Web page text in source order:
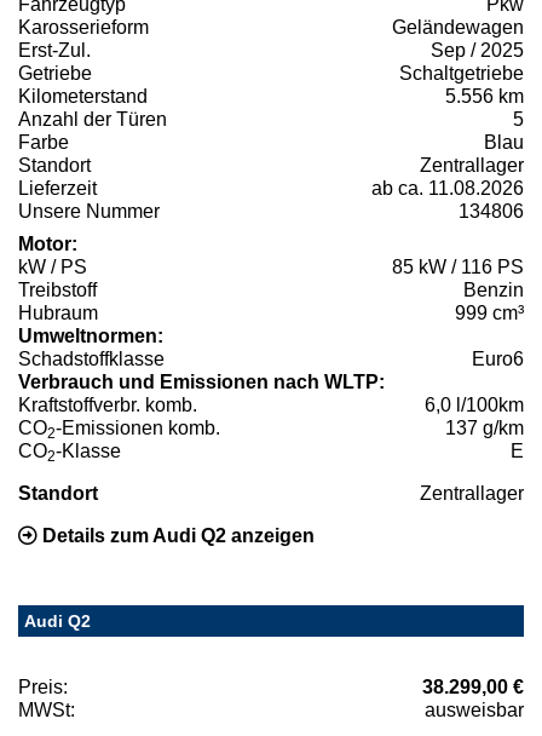
Karosserieform
Geländewagen
Erst-Zul.
Sep / 2025
Getriebe
Schaltgetriebe
Kilometerstand
5.556 km
Anzahl der Türen
5
Farbe
Blau
Standort
Zentrallager
Lieferzeit
ab ca. 11.08.2026
Unsere Nummer
134806
Motor:
kW / PS
85 kW / 116 PS
Treibstoff
Benzin
Hubraum
999 cm³
Umweltnormen:
Schadstoffklasse
Euro6
Verbrauch und Emissionen nach WLTP:
Kraftstoffverbr. komb.
6,0 l/100km
CO2-Emissionen komb.
137 g/km
CO2-Klasse E
Standort Zentrallager
Details zum Audi Q2 anzeigen
Audi Q2
Preis:
38.299,00 €
MWSt:
ausweisbar